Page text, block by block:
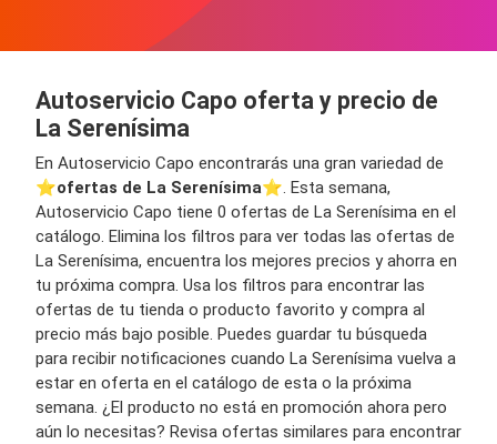
Autoservicio Capo oferta y precio de
La Serenísima
En Autoservicio Capo encontrarás una gran variedad de
⭐️ofertas de La Serenísima⭐️. Esta semana,
Autoservicio Capo tiene 0 ofertas de La Serenísima en el
catálogo. Elimina los filtros para ver todas las ofertas de
La Serenísima, encuentra los mejores precios y ahorra en
tu próxima compra. Usa los filtros para encontrar las
ofertas de tu tienda o producto favorito y compra al
precio más bajo posible. Puedes guardar tu búsqueda
para recibir notificaciones cuando La Serenísima vuelva a
estar en oferta en el catálogo de esta o la próxima
semana. ¿El producto no está en promoción ahora pero
aún lo necesitas? Revisa ofertas similares para encontrar